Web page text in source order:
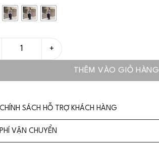
THÊM VÀO GIỎ HÀNG
CHÍNH SÁCH HỖ TRỢ KHÁCH HÀNG
PHÍ VẬN CHUYỂN